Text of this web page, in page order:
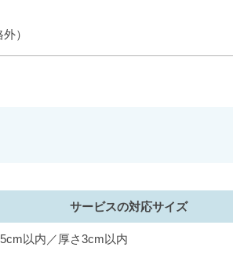
）
サービスの対応サイズ
以内／厚さ3cm以内